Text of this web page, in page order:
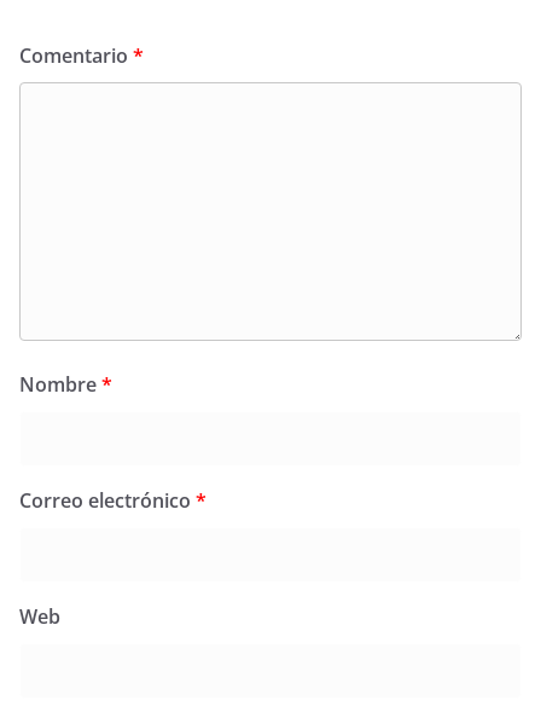
Comentario *
Nombre*
Correo electrónico *
Web